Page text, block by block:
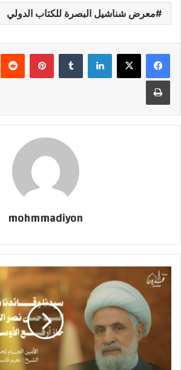
معرض شناشيل البصرة للكتاب الدولي
لينكدإن بينتيريست
طباعة
mohmmadiyon